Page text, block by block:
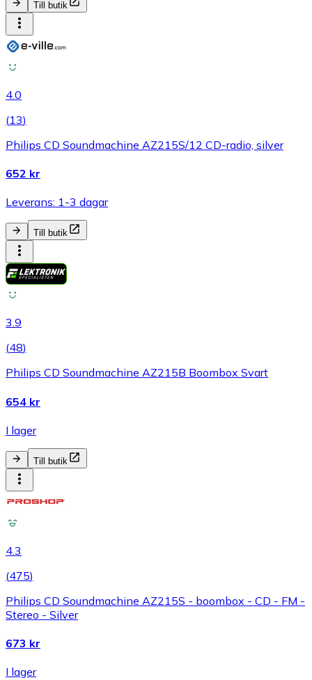
Till butik
4.0
(13)
Philips CD Soundmachine AZ215S/12 CD-radio, silver
652 kr
Leverans: 1-3 dagar
Till butik
3.9
(48)
Philips CD Soundmachine AZ215B Boombox Svart
654 kr
I lager
Till butik
4.3
(475)
Philips CD Soundmachine AZ215S - boombox - CD - FM -
Stereo - Silver
673 kr
I lager